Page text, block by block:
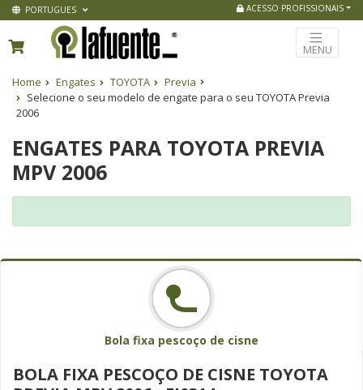
PORTUGUES ACESSO PROFISSIONAIS
MENU
Home Engates TOYOTA
Previa
Selecione o seu modelo de engate para o seu TOYOTA Previa
2006
ENGATES PARA TOYOTA PREVIA
MPV 2006
Bola fixa pescoço de cisne
BOLA FIXA PESCOÇO DE CISNE TOYOTA